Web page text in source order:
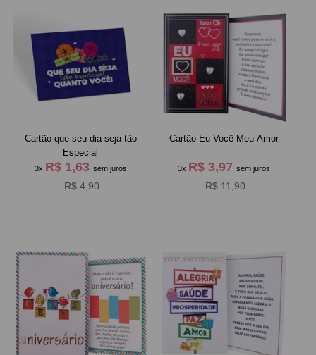
Cartão que seu dia seja tão
Especial
3x R$ 1,63 sem juros
R$ 4,90
Cartão Eu Você Meu Amor
3x R$ 3,97sem juros
R$ 11,90